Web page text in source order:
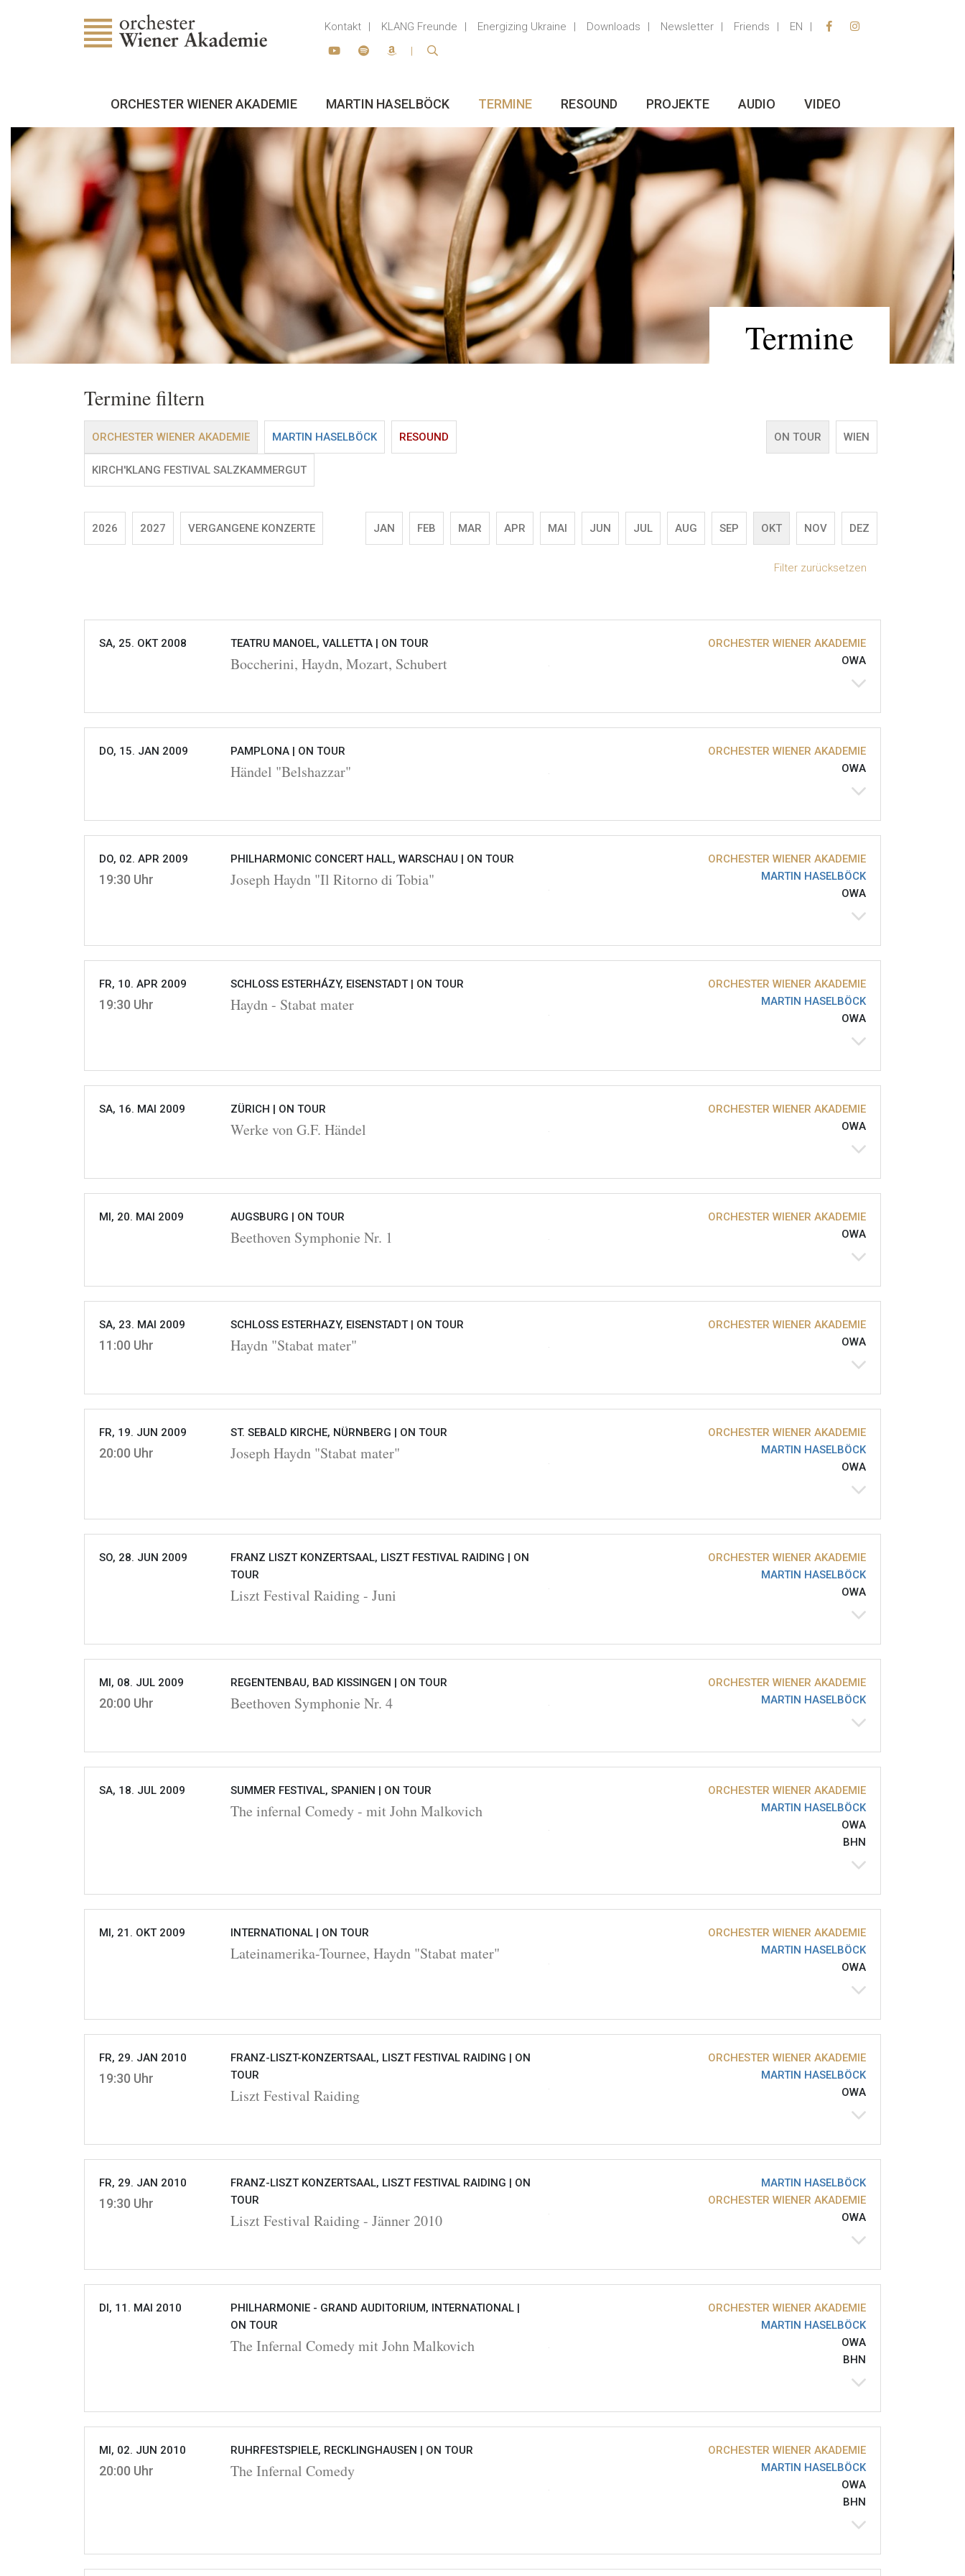
Kontakt KLANG Freunde Energizing Ukraine Downloads Newsletter Friends EN
ORCHESTER WIENER AKADEMIE MARTIN HASELBÖCK TERMINE RESOUND PROJEKTE AUDIO VIDEO
Termine
Termine filtern
ORCHESTER WIENER AKADEMIE MARTIN HASELBÖCK RESOUND
KIRCH'KLANG FESTIVAL SALZKAMMERGUT
ON TOUR WIEN
2026 2027 VERGANGENE KONZERTE JAN FEB MAR APR MAI JUN JUL AUG SEP OKT NOV DEZ
Filter zurücksetzen
SA, 25. OKT 2008 TEATRU MANOEL, VALLETTA | ON TOUR
Boccherini, Haydn, Mozart, Schubert
ORCHESTER WIENER AKADEMIE
OWA
DO, 15. JAN 2009 PAMPLONA | ON TOUR
Händel "Belshazzar"
ORCHESTER WIENER AKADEMIE
OWA
DO, 02. APR 2009
19:30 Uhr
PHILHARMONIC CONCERT HALL, WARSCHAU | ON TOUR
Joseph Haydn "Il Ritorno di Tobia"
ORCHESTER WIENER AKADEMIE
MARTIN HASELBÖCK
OWA
FR, 10. APR 2009
19:30 Uhr
SCHLOSS ESTERHÁZY, EISENSTADT | ON TOUR
Haydn - Stabat mater
ORCHESTER WIENER AKADEMIE
MARTIN HASELBÖCK
OWA
SA, 16. MAI 2009 ZÜRICH | ON TOUR
Werke von G.F. Händel
ORCHESTER WIENER AKADEMIE
OWA
MI, 20. MAI 2009 AUGSBURG | ON TOUR
Beethoven Symphonie Nr. 1
ORCHESTER WIENER AKADEMIE
OWA
SA, 23. MAI 2009
11:00 Uhr
SCHLOSS ESTERHAZY, EISENSTADT | ON TOUR
Haydn "Stabat mater"
ORCHESTER WIENER AKADEMIE
OWA
FR, 19. JUN 2009
20:00 Uhr
ST. SEBALD KIRCHE, NÜRNBERG | ON TOUR
Joseph Haydn "Stabat mater"
ORCHESTER WIENER AKADEMIE
MARTIN HASELBÖCK
OWA
SO, 28. JUN 2009 FRANZ LISZT KONZERTSAAL, LISZT FESTIVAL RAIDING | ON
TOUR
Liszt Festival Raiding - Juni
ORCHESTER WIENER AKADEMIE
MARTIN HASELBÖCK
OWA
MI, 08. JUL 2009
20:00 Uhr
REGENTENBAU, BAD KISSINGEN | ON TOUR
Beethoven Symphonie Nr. 4
ORCHESTER WIENER AKADEMIE
MARTIN HASELBÖCK
SA, 18. JUL 2009 SUMMER FESTIVAL, SPANIEN | ON TOUR
The infernal Comedy - mit John Malkovich
ORCHESTER WIENER AKADEMIE
MARTIN HASELBÖCK
OWA
BHN
MI, 21. OKT 2009 INTERNATIONAL | ON TOUR
Lateinamerika-Tournee, Haydn "Stabat mater"
ORCHESTER WIENER AKADEMIE
MARTIN HASELBÖCK
OWA
FR, 29. JAN 2010
19:30 Uhr
FRANZ-LISZT-KONZERTSAAL, LISZT FESTIVAL RAIDING | ON
TOUR
Liszt Festival Raiding
ORCHESTER WIENER AKADEMIE
MARTIN HASELBÖCK
OWA
FR, 29. JAN 2010
19:30 Uhr
FRANZ-LISZT KONZERTSAAL, LISZT FESTIVAL RAIDING | ON
TOUR
Liszt Festival Raiding - Jänner 2010
MARTIN HASELBÖCK
ORCHESTER WIENER AKADEMIE
OWA
DI, 11. MAI 2010
PHILHARMONIE - GRAND AUDITORIUM, INTERNATIONAL |
ON TOUR
The Infernal Comedy mit John Malkovich
ORCHESTER WIENER AKADEMIE
MARTIN HASELBÖCK
OWA
BHN
MI, 02. JUN 2010
20:00 Uhr
RUHRFESTSPIELE, RECKLINGHAUSEN | ON TOUR
The Infernal Comedy
ORCHESTER WIENER AKADEMIE
MARTIN HASELBÖCK
OWA
BHN